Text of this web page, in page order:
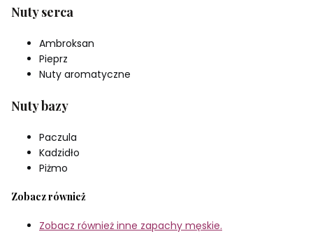
Nuty serca
Ambroksan
Pieprz
Nuty aromatyczne
Nuty bazy
Paczula
Kadzidło
Piżmo
Zobacz również
Zobacz również inne zapachy męskie.